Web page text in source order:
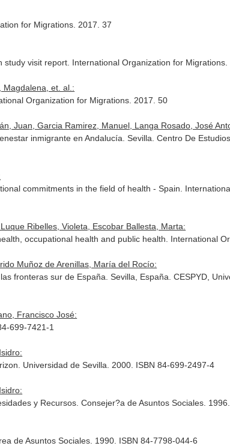
for Migrations. 2017. 37
visit report. International Organization for Migrations.
Magdalena, et. al.:
Organization for Migrations. 2017. 50
Juan, Garcia Ramirez, Manuel, Langa Rosado, José
inmigrante en Andalucía. Sevilla. Centro De
commitments in the field of health - Spain.
Ribelles, Violeta, Escobar Ballesta, Marta:
occupational health and public health. International
Muñoz de Arenillas, María del Rocío:
fronteras sur de España. Sevilla, España. CESPYD,
Francisco José:
699-7421-1
Universidad de Sevilla. 2000. ISBN 84-699-2497-4
y Recursos. Consejer?a de Asuntos Sociales.
de Asuntos Sociales. 1990. ISBN 84-7798-044-6